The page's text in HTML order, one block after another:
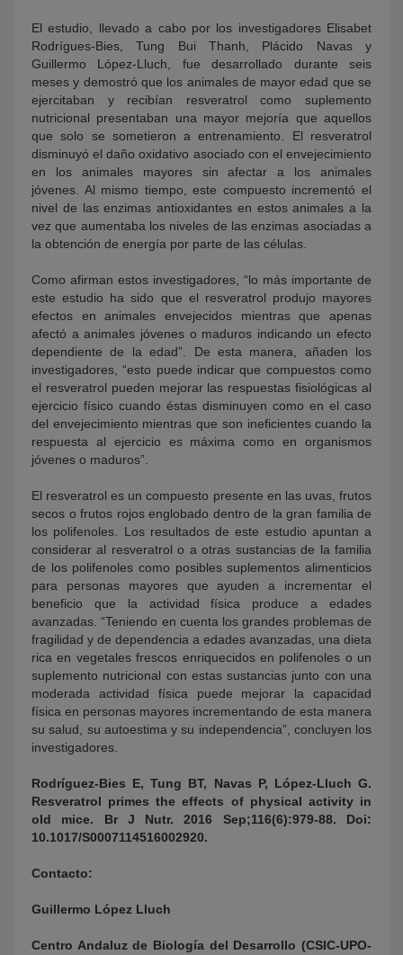
El estudio, llevado a cabo por los investigadores Elisabet
Rodrígues-Bies, Tung Bui Thanh, Plácido Navas y
Guillermo López-Lluch, fue desarrollado durante seis
meses y demostró que los animales de mayor edad que se
ejercitaban y recibían resveratrol como suplemento
nutricional presentaban una mayor mejoría que aquellos
que solo se sometieron a entrenamiento. El resveratrol
disminuyó el daño oxidativo asociado con el envejecimiento
en los animales mayores sin afectar a los animales
jóvenes. Al mismo tiempo, este compuesto incrementó el
nivel de las enzimas antioxidantes en estos animales a la
vez que aumentaba los niveles de las enzimas asociadas a
la obtención de energía por parte de las células.
Como afirman estos investigadores, “lo más importante de
este estudio ha sido que el resveratrol produjo mayores
efectos en animales envejecidos mientras que apenas
afectó a animales jóvenes o maduros indicando un efecto
dependiente de la edad”. De esta manera, añaden los
investigadores, “esto puede indicar que compuestos como
el resveratrol pueden mejorar las respuestas fisiológicas al
ejercicio físico cuando éstas disminuyen como en el caso
del envejecimiento mientras que son ineficientes cuando la
respuesta al ejercicio es máxima como en organismos
jóvenes o maduros”.
El resveratrol es un compuesto presente en las uvas, frutos
secos o frutos rojos englobado dentro de la gran familia de
los polifenoles. Los resultados de este estudio apuntan a
considerar al resveratrol o a otras sustancias de la familia
de los polifenoles como posibles suplementos alimenticios
para personas mayores que ayuden a incrementar el
beneficio que la actividad física produce a edades
avanzadas. “Teniendo en cuenta los grandes problemas de
fragilidad y de dependencia a edades avanzadas, una dieta
rica en vegetales frescos enriquecidos en polifenoles o un
suplemento nutricional con estas sustancias junto con una
moderada actividad física puede mejorar la capacidad
física en personas mayores incrementando de esta manera
su salud, su autoestima y su independencia”, concluyen los
investigadores.
Rodríguez-Bies E, Tung BT, Navas P, López-Lluch G.
Resveratrol primes the effects of physical activity in
old mice. Br J Nutr. 2016 Sep;116(6):979-88. Doi:
10.1017/S0007114516002920.
Contacto:
Guillermo López Lluch
Centro Andaluz de Biología del Desarrollo (CSIC-UPO-